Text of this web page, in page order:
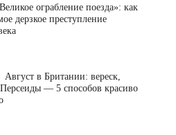
ограбление поезда»: как
дерзкое преступление
Август в Британии: вереск,
— 5 способов красиво